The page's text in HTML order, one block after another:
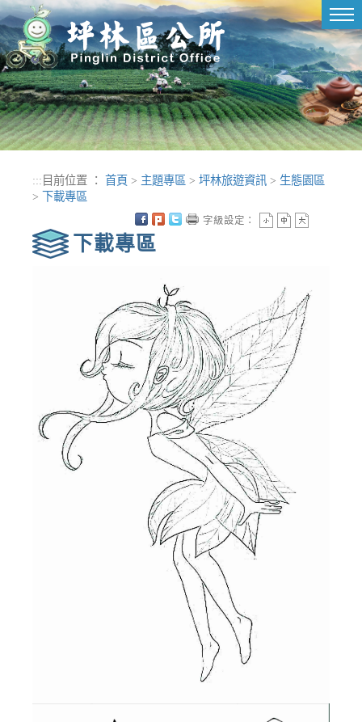
進入內容區塊
::: 目前位置 ： 首頁 > 主題專區 > 坪林旅遊資訊 > 生態園區
>
下載專區
下載專區
字級設定：